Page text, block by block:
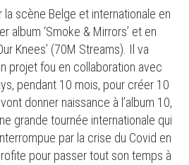
la scène Belge et internationale en
album ‘Smoke & Mirrors’ et en
Knees’ (70M Streams). Il va
projet fou en collaboration avec
pendant 10 mois, pour créer 10
donner naissance à l’album 10,
grande tournée internationale qui
par la crise du Covid en
pour passer tout son temps à